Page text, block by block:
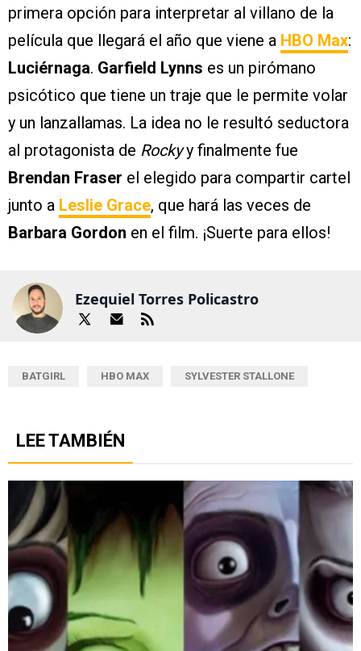
primera opción para interpretar al villano de la
película que llegará el año que viene a HBO Max:
Luciérnaga. Garfield Lynns es un pirómano
psicótico que tiene un traje que le permite volar
y un lanzallamas. La idea no le resultó seductora
al protagonista de Rockyy finalmente fue
Brendan Fraser el elegido para compartir cartel
junto a Leslie Grace, que hará las veces de
Barbara Gordon en el film. ¡Suerte para ellos!
Ezequiel Torres Policastro
BATGIRL HBO MAX SYLVESTER STALLONE
LEE TAMBIÉN